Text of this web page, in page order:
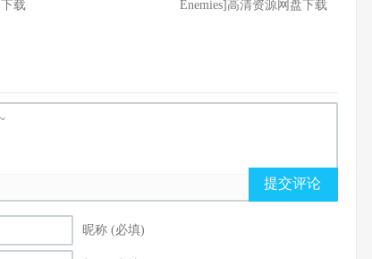
下载
Enemies]高清资源网盘下载
提交评论
昵称 (必填)